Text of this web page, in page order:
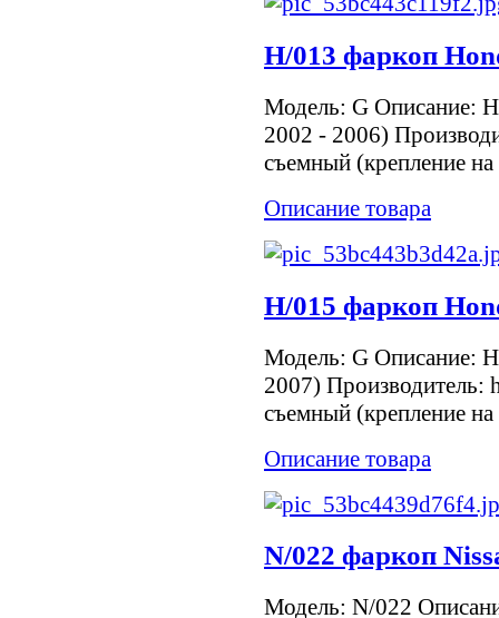
H/013 фаркоп
Модель: G Описание:
2002 - 2006)
съемный (крепление
Описание товара
H/015 фаркоп
Модель: G Описание:
2007)
съемный (крепление
Описание товара
N/022 фаркоп
Модель: N/022